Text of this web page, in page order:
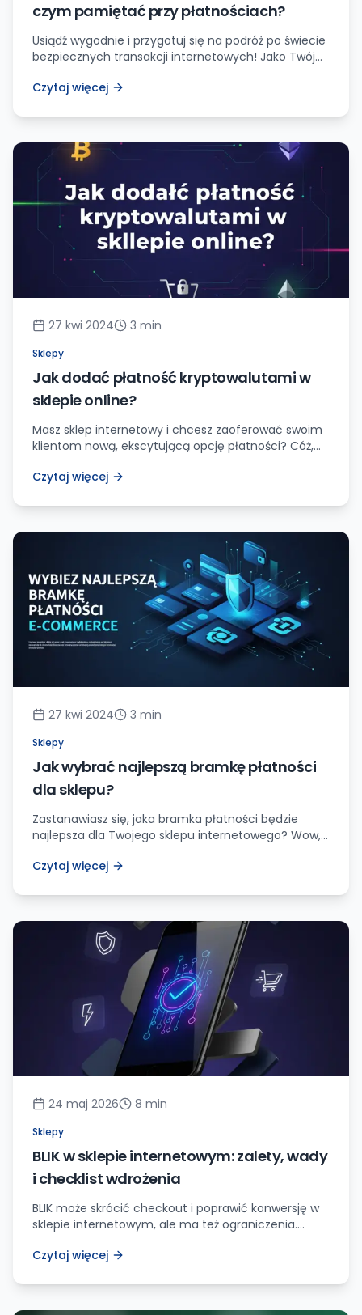
czym pamiętać przy płatnościach?
Usiądź wygodnie i przygotuj się na podróż po świecie
bezpiecznych transakcji internetowych! Jako Twój
zdradzając wszystkie sekrety, o których powinieneś
Gotowy? Ruszajmy! Dlaczego bezpieczeństwo
dlaczego w ogóle powinno Cię interesować
bezpieczeństwo transakcji online? Cóż, wyobraź
sobie […]
Czytaj więcej
27 kwi 2024 3 min
Sklepy
Jak dodać płatność kryptowalutami w
sklepie online?
Masz sklep internetowy i chcesz zaoferować swoim
klientom nową, ekscytującą opcję płatności? Cóż,
kryptowalut może być strzałem w dziesiątkę! Wiem,
brzmi jak język obcy, ale spokojnie, wyjaśnię Wam
podróż w świat cyfrowych pieniędzy! […]
Czytaj więcej
27 kwi 2024 3 min
Sklepy
Jak wybrać najlepszą bramkę płatności
dla sklepu?
Zastanawiasz się, jaka bramka płatności będzie
najlepsza dla Twojego sklepu internetowego? Wow,
doświadczony ekspert od tworzenia stron
niezliczone przemyślenia na ten temat. Usiądź
cennych informacji, które pomogą Ci wybrać
idealną bramkę płatności dla Twojego […]
Czytaj więcej
24 maj 2026 8 min
Sklepy
BLIK w sklepie internetowym: zalety, wady
i checklist wdrożenia
BLIK może skrócić checkout i poprawić konwersję w
sklepie internetowym, ale ma też ograniczenia.
wdrożenia.
Czytaj więcej